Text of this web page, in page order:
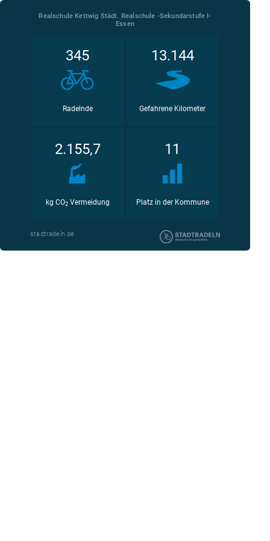
Realschule Kettwig Städt. Realschule -Sekundarstufe I-
Essen
345
Radelnde
13.144
Gefahrene Kilometer
2.155,7
kg CO2Vermeidung
11
Platz in der Kommune
stadtradeln.de